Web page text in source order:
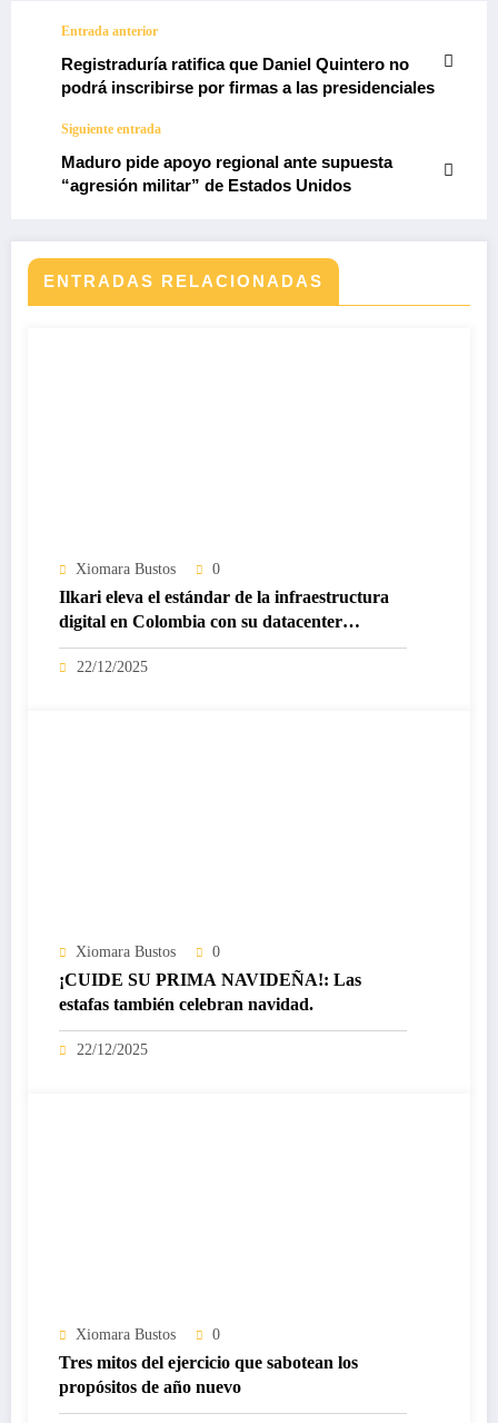
Entrada anterior
Registraduría ratifica que Daniel Quintero no
podrá inscribirse por firmas a las presidenciales
Siguiente entrada
Maduro pide apoyo regional ante supuesta
“agresión militar” de Estados Unidos
ENTRADAS RELACIONADAS
Xiomara Bustos 0
Ilkari eleva el estándar de la infraestructura
digital en Colombia con su datacenter
certificado Nivel IV de ICREA
22/12/2025
Xiomara Bustos 0
¡CUIDE SU PRIMA NAVIDEÑA!: Las
estafas también celebran navidad.
22/12/2025
Xiomara Bustos 0
Tres mitos del ejercicio que sabotean los
propósitos de año nuevo